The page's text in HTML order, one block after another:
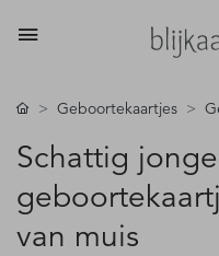
Geboortekaartjes
Schattig
van muis